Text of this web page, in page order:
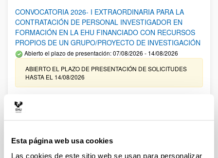
Esta página web usa cookies
Las cookies de este sitio web se usan para personalizar
CONVOCATORIA 2026- I EXTRAORDINARIA PARA LA
CONTRATACIÓN DE PERSONAL INVESTIGADOR EN
FORMACIÓN EN LA EHU FINANCIADO CON RECURSOS
PROPIOS DE UN GRUPO/PROYECTO DE INVESTIGACIÓN
Abierto el plazo de presentación: 07/08/2026 - 14/08/2026
ABIERTO EL PLAZO DE PRESENTACIÓN DE SOLICITUDES
HASTA EL 14/08/2026
Ayudas para financiación de la adquisición y renovación de
infraestructura científica y fondos bibliográficos en la
UPV/EHU 2026
25/03/2026: Corrección de errores del listado provisional de
solicitudes admitidas y excluidas. 23/03/2026: Relación